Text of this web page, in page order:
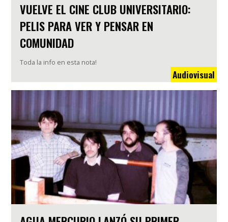
VUELVE EL CINE CLUB UNIVERSITARIO:
PELIS PARA VER Y PENSAR EN
COMUNIDAD
Toda la info en esta nota!
Audiovisual